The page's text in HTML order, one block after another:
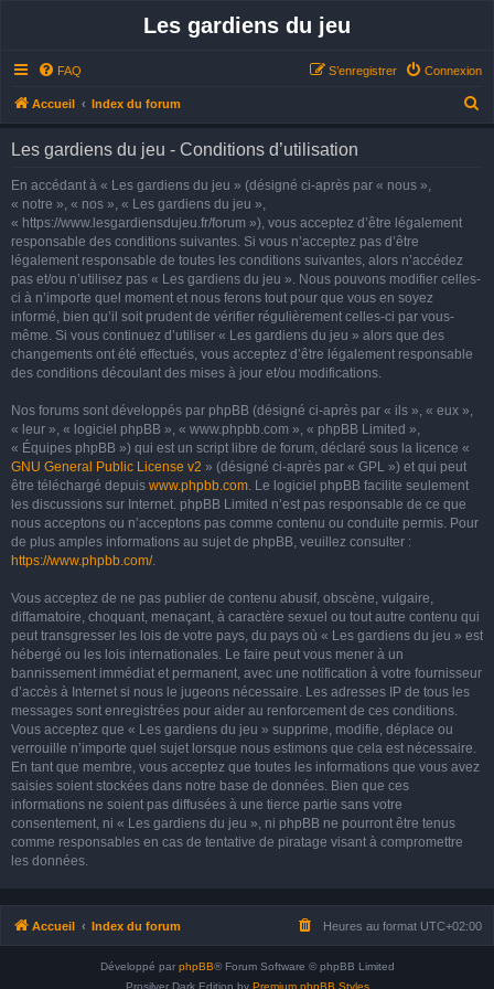
Les gardiens du jeu
FAQ Connexion
S’enregistrer
Accueil Index du forum
Les gardiens du jeu - Conditions d’utilisation
En accédant à « Les gardiens du jeu » (désigné ci-après par « nous »,
« notre », « nos », « Les gardiens du jeu »,
« https://www.lesgardiensdujeu.fr/forum »), vous acceptez d’être légalement
responsable des conditions suivantes. Si vous n’acceptez pas d’être
légalement responsable de toutes les conditions suivantes, alors n’accédez
pas et/ou n’utilisez pas « Les gardiens du jeu ». Nous pouvons modifier celles-
ci à n’importe quel moment et nous ferons tout pour que vous en soyez
informé, bien qu’il soit prudent de vérifier régulièrement celles-ci par vous-
même. Si vous continuez d’utiliser « Les gardiens du jeu » alors que des
changements ont été effectués, vous acceptez d’être légalement responsable
des conditions découlant des mises à jour et/ou modifications.
Nos forums sont développés par phpBB (désigné ci-après par « ils », « eux »,
« leur », « logiciel phpBB », « www.phpbb.com », « phpBB Limited »,
« Équipes phpBB ») qui est un script libre de forum, déclaré sous la licence «
GNU General Public License v2 » (désigné ci-après par « GPL ») et qui peut
être téléchargé depuis www.phpbb.com. Le logiciel phpBB facilite seulement
les discussions sur Internet. phpBB Limited n’est pas responsable de ce que
nous acceptons ou n’acceptons pas comme contenu ou conduite permis. Pour
de plus amples informations au sujet de phpBB, veuillez consulter :
https://www.phpbb.com/.
Vous acceptez de ne pas publier de contenu abusif, obscène, vulgaire,
diffamatoire, choquant, menaçant, à caractère sexuel ou tout autre contenu qui
peut transgresser les lois de votre pays, du pays où « Les gardiens du jeu » est
hébergé ou les lois internationales. Le faire peut vous mener à un
bannissement immédiat et permanent, avec une notification à votre fournisseur
d’accès à Internet si nous le jugeons nécessaire. Les adresses IP de tous les
messages sont enregistrées pour aider au renforcement de ces conditions.
Vous acceptez que « Les gardiens du jeu » supprime, modifie, déplace ou
verrouille n’importe quel sujet lorsque nous estimons que cela est nécessaire.
En tant que membre, vous acceptez que toutes les informations que vous avez
saisies soient stockées dans notre base de données. Bien que ces
informations ne soient pas diffusées à une tierce partie sans votre
consentement, ni « Les gardiens du jeu », ni phpBB ne pourront être tenus
comme responsables en cas de tentative de piratage visant à compromettre
les données.
Accueil Index du forum Heures au format UTC+02:00
Développé par phpBB® Forum Software © phpBB Limited
Prosilver Dark Edition by Premium phpBB Styles